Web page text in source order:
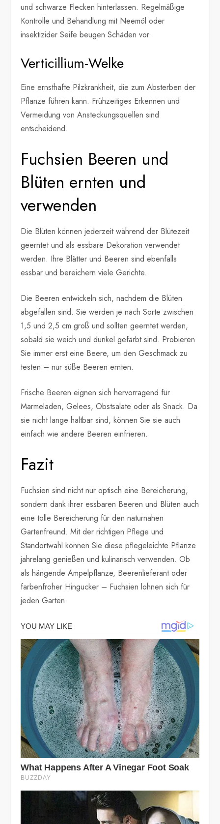
und schwarze Flecken hinterlassen. Regelmäßige
Kontrolle und Behandlung mit Neemöl oder
insektizider Seife beugen Schäden vor.
Verticillium-Welke
Eine ernsthafte Pilzkrankheit, die zum Absterben der
Pflanze führen kann. Frühzeitiges Erkennen und
Vermeidung von Ansteckungsquellen sind
entscheidend.
Fuchsien Beeren und
Blüten ernten und
verwenden
Die Blüten können jederzeit während der Blütezeit
geerntet und als essbare Dekoration verwendet
werden. Ihre Blätter und Beeren sind ebenfalls
essbar und bereichern viele Gerichte.
Die Beeren entwickeln sich, nachdem die Blüten
abgefallen sind. Sie werden je nach Sorte zwischen
1,5 und 2,5 cm groß und sollten geerntet werden,
sobald sie weich und dunkel gefärbt sind. Probieren
Sie immer erst eine Beere, um den Geschmack zu
testen – nur süße Beeren ernten.
Frische Beeren eignen sich hervorragend für
Marmeladen, Gelees, Obstsalate oder als Snack. Da
sie nicht lange haltbar sind, können Sie sie auch
einfach wie andere Beeren einfrieren.
Fazit
Fuchsien sind nicht nur optisch eine Bereicherung,
sondern dank ihrer essbaren Beeren und Blüten auch
eine tolle Bereicherung für den naturnahen
Gartenfreund. Mit der richtigen Pflege und
Standortwahl können Sie diese pflegeleichte Pflanze
jahrelang genießen und kulinarisch verwenden. Ob
als hängende Ampelpflanze, Beerenlieferant oder
farbenfroher Hingucker – Fuchsien lohnen sich für
jeden Garten.